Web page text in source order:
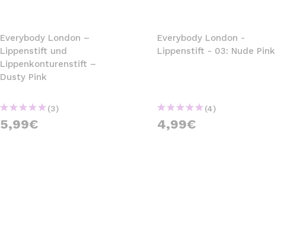
Everybody London –
Lippenstift und
Lippenkonturenstift –
Dusty Pink
(3)
5,99€
Everybody London -
Lippenstift - 03: Nude Pink
(4)
4,99€